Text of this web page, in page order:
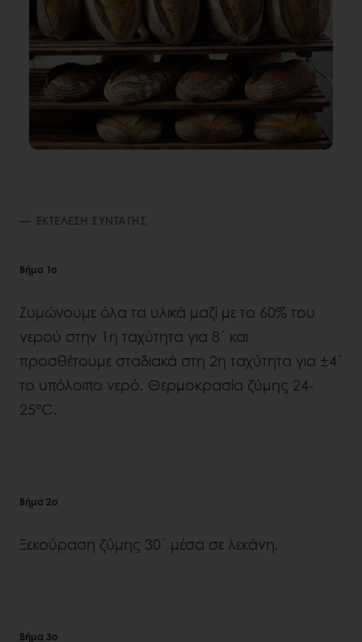
ΕΚΤΈΛΕΣΗ ΣΥΝΤΑΓΉΣ
Βήμα 1ο
Ζυμώνουμε όλα τα υλικά μαζί με το 60% του
νερού στην 1η ταχύτητα για 8´ και
προσθέτουμε σταδιακά στη 2η ταχύτητα για ±4´
το υπόλοιπο νερό. Θερμοκρασία ζύμης 24-
25°C.
Βήμα 2ο
Ξεκούραση ζύμης 30´ μέσα σε λεκάνη.
Βήμα 3ο